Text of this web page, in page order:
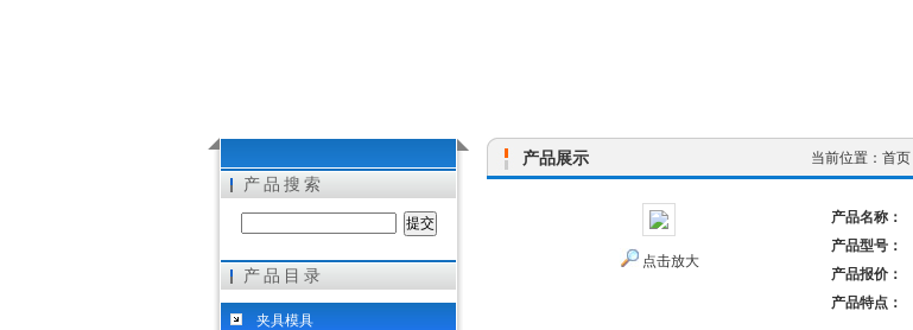
希而科工业控制设备（上海）有限公司
产品搜索
产品目录
夹具模具
产品展示 当前位置： 首页
点击放大
产品名称：
产品型号：
产品报价：
产品特点：